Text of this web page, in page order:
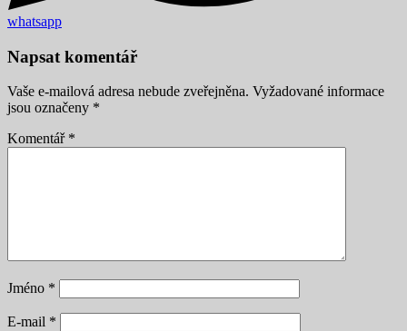
whatsapp
Napsat komentář
Vaše e-mailová adresa nebude zveřejněna. Vyžadované informace
jsou označeny *
Komentář *
Jméno *
E-mail *